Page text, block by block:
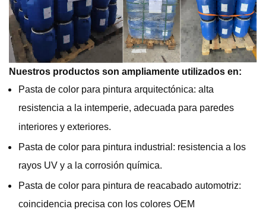
Nuestros productos son ampliamente utilizados en:
Pasta de color para pintura arquitectónica: alta
resistencia a la intemperie, adecuada para paredes
interiores y exteriores.
Pasta de color para pintura industrial: resistencia a los
rayos UV y a la corrosión química.
Pasta de color para pintura de reacabado automotriz:
coincidencia precisa con los colores OEM